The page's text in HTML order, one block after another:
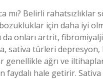
mı? Belirli
için daha iyi
da onları artrit,
sativa türleri
genellikle ağrı ve
faydalı hale getirir.